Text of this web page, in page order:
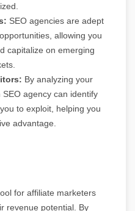
SEO agencies are adept
allowing you
capitalize on emerging
By analyzing your
SEO agency can identify
to exploit, helping you
advantage.
for affiliate marketers
revenue potential. By